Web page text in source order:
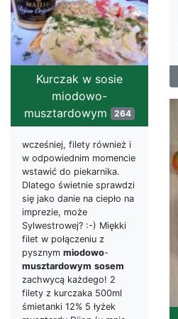
Kurczak w sosie
miodowo-
musztardowym 264
wcześniej, filety również i
w odpowiednim momencie
wstawić do piekarnika.
Dlatego świetnie sprawdzi
się jako danie na ciepło na
imprezie, może
Sylwestrowej? :-) Miękki
filet w połączeniu z
pysznym miodowo-
musztardowym sosem
zachwycą każdego! 2
filety z kurczaka 500ml
śmietanki 12% 5 łyżek